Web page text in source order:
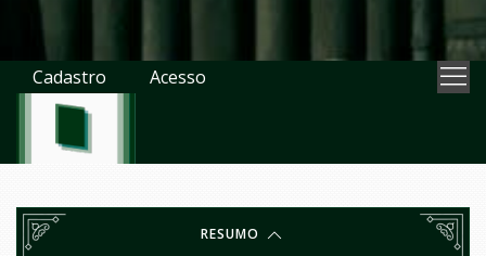
Cadastro Acesso
RESUMO